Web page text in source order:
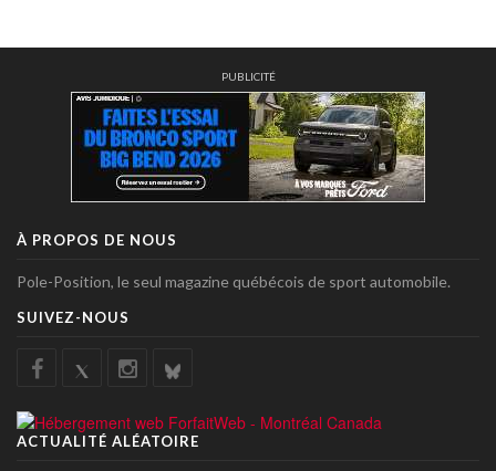
PUBLICITÉ
À PROPOS DE NOUS
Pole-Position, le seul magazine québécois de sport automobile.
SUIVEZ-NOUS
ACTUALITÉ ALÉATOIRE